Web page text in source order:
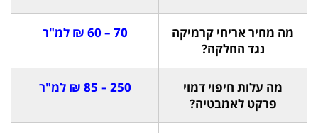
מה מחיר אריחי קרמיקה
נגד החלקה?
70 – 60 ₪ למ"ר
מה עלות חיפוי דמוי
פרקט לאמבטיה?
250 – 85 ₪ למ"ר